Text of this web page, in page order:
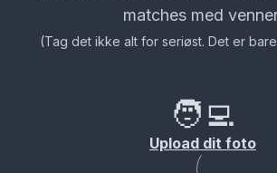
matches med
(Tag det ikke alt for seriøst. Det er bare
🧑‍💻
Upload dit foto